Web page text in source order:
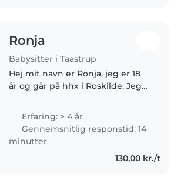
Ronja
Babysitter i Taastrup
Hej mit navn er Ronja, jeg er 18
år og går på hhx i Roskilde. Jeg
alderen 3-12 år, og har flere
gange også skulle passe mindre
fætre og kusiner. Jeg..
Erfaring: > 4 år
Gennemsnitlig responstid: 14
minutter
130,00 kr./t